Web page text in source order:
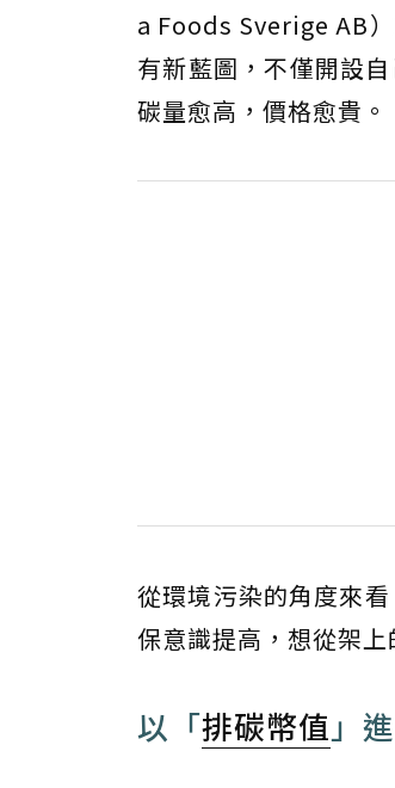
a Foods Sverige AB
有新藍圖，不僅開設
碳量愈高，價格愈貴。
從環境污染的角度來
保意識提高，想從架
以「排碳幣值 」